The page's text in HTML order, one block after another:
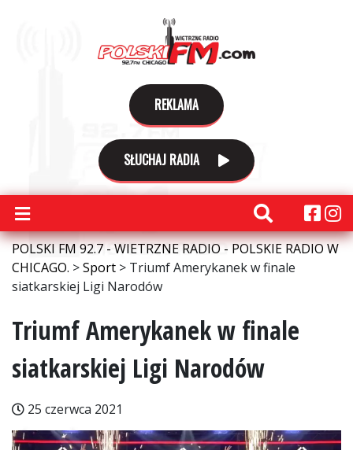
REKLAMA
SŁUCHAJ RADIA
POLSKI FM 92.7 - WIETRZNE RADIO - POLSKIE RADIO W
CHICAGO. >Sport > Triumf Amerykanek w finale
siatkarskiej Ligi Narodów
Triumf Amerykanek w finale
siatkarskiej Ligi Narodów
25 czerwca 2021